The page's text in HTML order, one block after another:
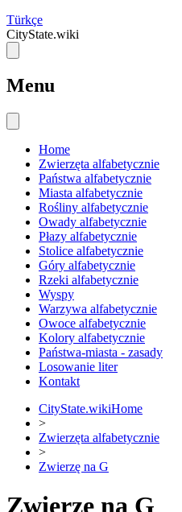
Türkçe
CityState.wiki
Menu
Home
Zwierzęta alfabetycznie
Państwa alfabetycznie
Miasta alfabetycznie
Rośliny alfabetycznie
Owady alfabetycznie
Płazy alfabetycznie
Stolice alfabetycznie
Góry alfabetycznie
Rzeki alfabetycznie
Wyspy
Warzywa alfabetycznie
Owoce alfabetycznie
Kolory alfabetycznie
Państwa-miasta - zasady
Losowanie liter
Kontakt
CityState.wikiHome
>
Zwierzęta alfabetycznie
>
Zwierzę na G
Zwierzę na G